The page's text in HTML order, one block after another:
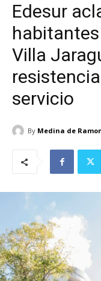
Edesur
Villa
servicio
By Medina de